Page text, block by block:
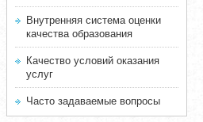
Внутренняя система оценки
качества образования
Качество условий оказания
услуг
Часто задаваемые вопросы